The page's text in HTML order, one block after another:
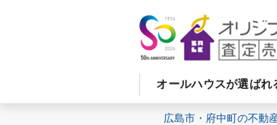
オールハウスが選ばれ
広島市・府中町の不動